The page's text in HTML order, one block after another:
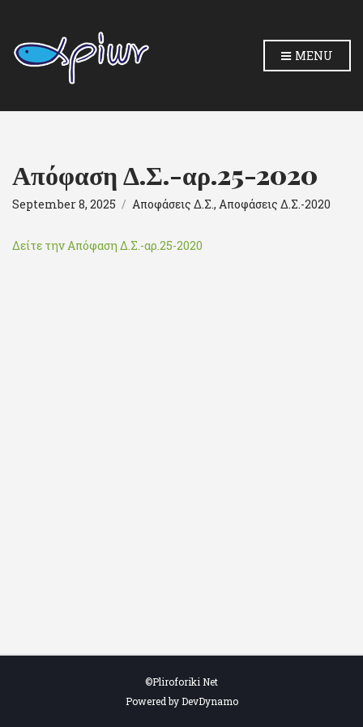
MENU
Απόφαση Δ.Σ.-αρ.25-2020
September 8, 2025 Αποφάσεις Δ.Σ., Αποφάσεις Δ.Σ.-2020
Δείτε την Απόφαση Δ.Σ.-αρ.25-2020
©Pliroforiki Net
Powered by DevDynamo